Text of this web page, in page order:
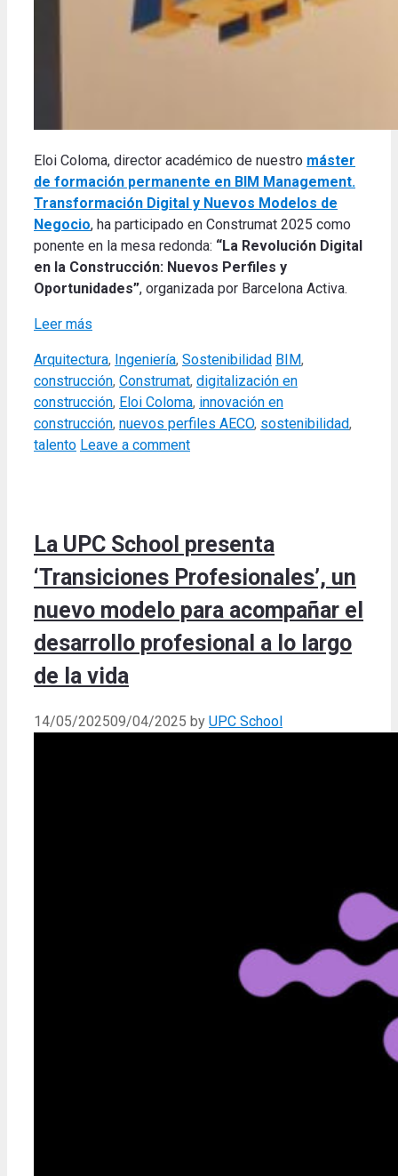
Eloi Coloma, director académico de nuestro máster
de formación permanente en BIM Management.
Transformación Digital y Nuevos Modelos de
Negocio, ha participado en Construmat 2025 como
ponente en la mesa redonda: “La Revolución Digital
en la Construcción: Nuevos Perfiles y
Oportunidades”, organizada por Barcelona Activa.
Leer más
Categories
Arquitectura, Ingeniería, Sostenibilidad Tags
BIM,
construcción, Construmat, digitalización en
construcción, Eloi Coloma, innovación en
construcción, nuevos perfiles AECO, sostenibilidad,
talento Leave a comment
La UPC School presenta
‘Transiciones Profesionales’, un
nuevo modelo para acompañar el
desarrollo profesional a lo largo
de la vida
14/05/202509/04/2025 by UPC School